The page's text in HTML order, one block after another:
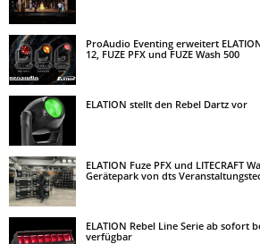
ProAudio Eventing erweitert
12, FUZE PFX und FUZE Wash 500
ELATION stellt den Rebel Dartz vor
ELATION Fuze PFX und LITECRAFT
Gerätepark von dts
ELATION Rebel Line Serie ab sofort
verfügbar